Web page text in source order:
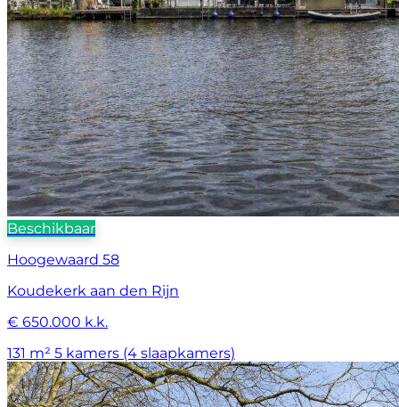
Beschikbaar
Hoogewaard 58
Koudekerk aan den Rijn
€ 650.000 k.k.
131 m² 5 kamers (4 slaapkamers)